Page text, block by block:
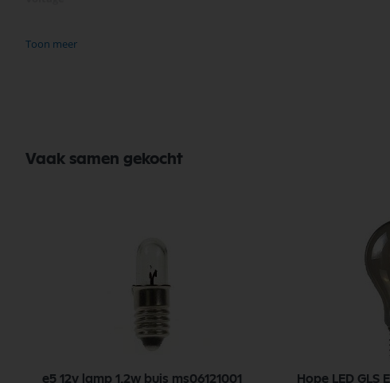
Fitting
Toon meer
Vaak samen gekocht
e5 12v lamp 1,2w buis ms06121001
Hope LED GLS